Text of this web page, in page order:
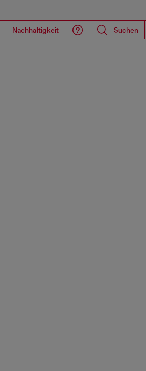
Nachhaltigkeit Suchen